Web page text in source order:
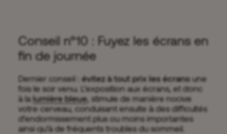
Conseil n°10 : Fuyez les écrans en
fin de journée
Dernier conseil :évitez à tout prix les écrans une
fois le soir venu. L’exposition aux écrans, et donc
à lalumière bleue, stimule de manière nocive
votre cerveau, conduisant ensuite à des difficultés
d’endormissement plus ou moins importantes
ainsi qu’à de fréquents troubles du sommeil.